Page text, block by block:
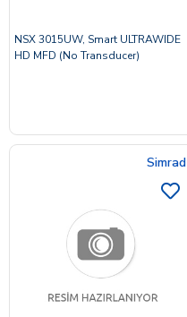
NSX 3015UW, Smart ULTRAWIDE
HD MFD (No Transducer)
Simrad